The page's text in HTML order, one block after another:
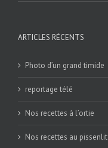
ARTICLES RÉCENTS
Photo d’un grand timide
reportage télé
Nos recettes à l’ortie
Nos recettes au pissenlit